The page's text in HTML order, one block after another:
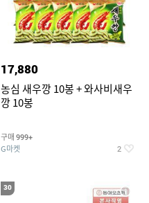
17,880
농심 새우깡 10봉 + 와사비새우
깡 10봉
구매 999+
G마켓 2
30